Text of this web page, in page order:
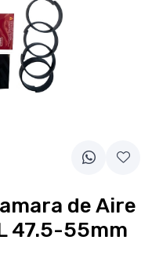
de Aire
47.5-55mm